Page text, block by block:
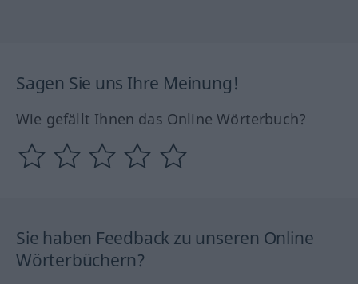
Sagen Sie uns Ihre Meinung!
Wie gefällt Ihnen das Online Wörterbuch?
Sie haben Feedback zu unseren Online
Wörterbüchern?